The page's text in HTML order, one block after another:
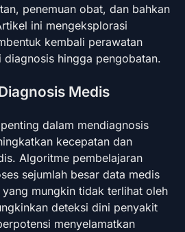
penemuan obat, dan bahkan
ini mengeksplorasi
kembali perawatan
diagnosis hingga pengobatan.
Medis
dalam mendiagnosis
kecepatan dan
Algoritme pembelajaran
sejumlah besar data medis
mungkin tidak terlihat oleh
deteksi dini penyakit
menyelamatkan